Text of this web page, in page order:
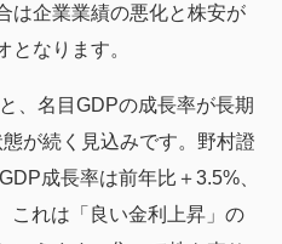
は企業業績の悪化と株安が
となります。
、名目GDPの成長率が長期
が続く見込みです。野村證
成長率は前年比＋3.5%、
これは「良い金利上昇」の